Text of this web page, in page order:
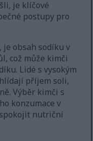
je klíčové
postupy pro
obsah sodíku v
což může kimči
Lidé s vysokým
příjem soli,
Výběr kimči s
konzumace v
nutriční